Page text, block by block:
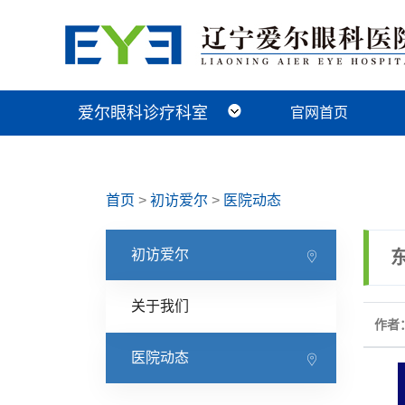
爱尔眼科诊疗科室
近视手术科
视光及小儿眼病科
白内障科
青光眼科
角膜眼表科
整形眼眶科
眼底病科
中医眼科 官网首页
首页 > 初访爱尔 > 医院动态
初访爱尔
关于我们
医院动态
作者